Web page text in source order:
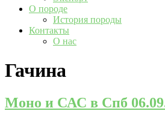
О породе
История породы
Контакты
О нас
Гачина
Моно и САС в Спб